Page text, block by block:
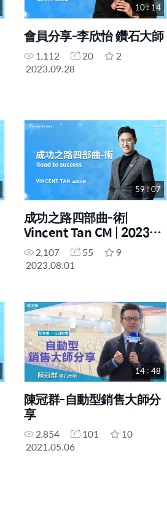
10 : 14
會員分享-李欣怡 鑽石大師
1,112 20
2
2023.09.28
59 : 07
成功之路四部曲-術|
Vincent Tan CM | 2023年
7月18號 一日研討會
2,107 55
9
2023.08.01
14 : 48
陳冠群-自動型銷售大師分
享
2,854 101
10
2021.05.06